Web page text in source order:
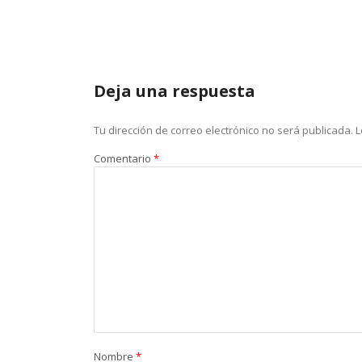
Deja una respuesta
Tu dirección de correo electrónico no será publicada.
Comentario *
Nombre *